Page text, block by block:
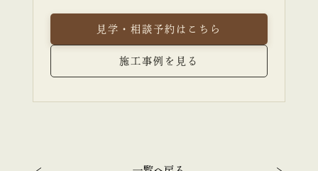
見学・相談予約はこちら
施工事例を見る